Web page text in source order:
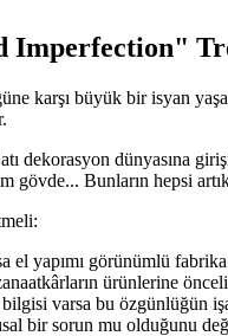
Imperfection"
karşı büyük bir isyan
dekorasyon dünyasına
gövde... Bunların hepsi
el yapımı görünümlü
ürünlerine
varsa bu özgünlüğün
bir sorun mu olduğunu